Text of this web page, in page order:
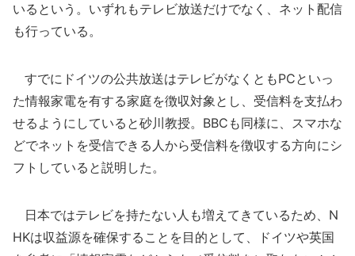
いるという。いずれもテレビ放送だけでなく、ネット配信
も行っている。
すでにドイツの公共放送はテレビがなくともPCといっ
た情報家電を有する家庭を徴収対象とし、受信料を支払わ
せるようにしていると砂川教授。BBCも同様に、スマホな
どでネットを受信できる人から受信料を徴収する方向にシ
フトしていると説明した。
日本ではテレビを持たない人も増えてきているため、N
HKは収益源を確保することを目的として、ドイツや英国